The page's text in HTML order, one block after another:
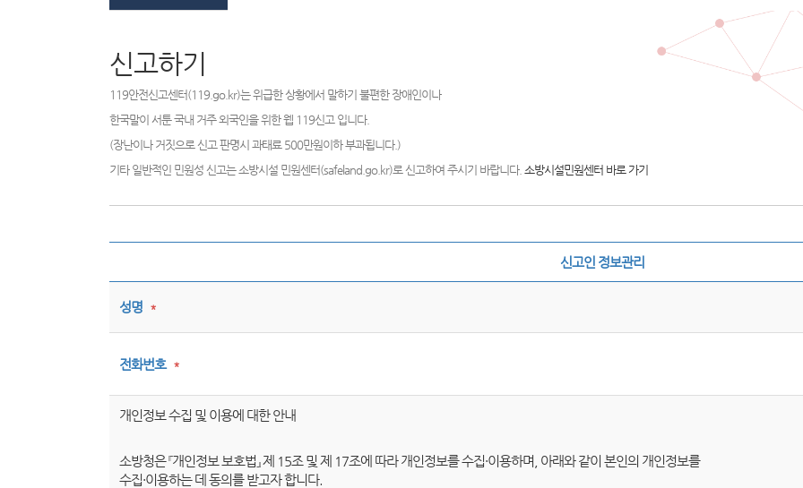
신고하기
119안전신고센터(119.go.kr)는 위급한 상황에서 말하기 불편한 장애인이나
한국말이 서툰 국내 거주 외국인을 위한 웹 119신고 입니다.
(장난이나 거짓으로 신고 판명시 과태료 500만원이하 부과됩니다.)
기타 일반적인 민원성 신고는 소방시설 민원센터(safeland.go.kr)로 신고하여 주시기 바랍니다. 소방시설민원센터 바로 가기
신고인 정보관리
성명 *
전화번호 *
개인정보 수집 및 이용에 대한 안내
소방청은 『개인정보 보호법』 제 15조 및 제 17조에 따라 개인정보를 수집·이용하며, 아래와 같이 본인의 개인정보를
수집·이용하는 데 동의를 받고자 합니다.